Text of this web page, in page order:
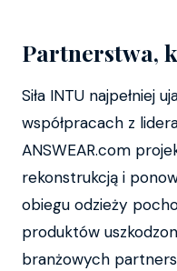
Partnerstwa,
Siła INTU najpełniej
współpracach z
ANSWEAR.com
rekonstrukcją i
obiegu odzieży
produktów
branżowych